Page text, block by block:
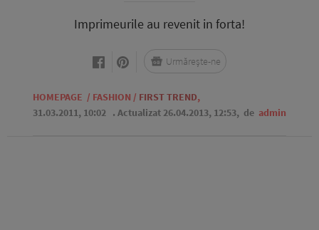
Imprimeurile au revenit in forta!
HOMEPAGE / FASHION / FIRST TREND,
31.03.2011, 10:02 . Actualizat 26.04.2013, 12:53, de admin
Urmărește-ne